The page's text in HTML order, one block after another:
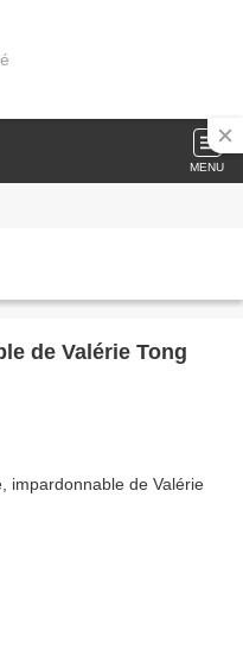
MENU
de Valérie Tong